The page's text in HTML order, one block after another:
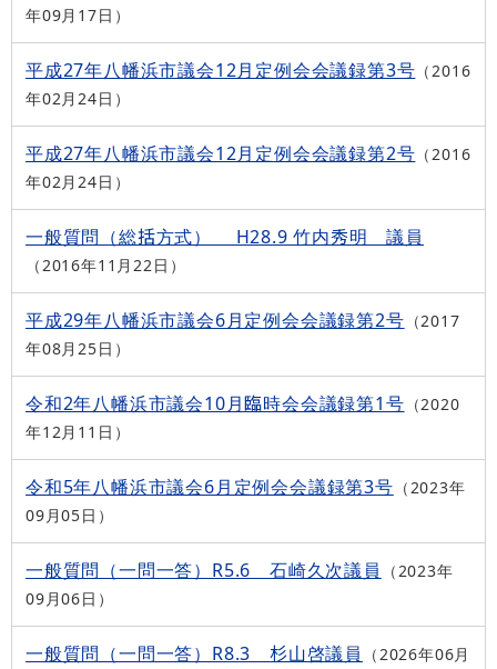
年09月17日
平成27年八幡浜市議会12月定例会会議録第3号
2016
年02月24日
平成27年八幡浜市議会12月定例会会議録第2号
2016
年02月24日
一般質問（総括方式） H28.9 竹内秀明 議員
2016年11月22日
平成29年八幡浜市議会6月定例会会議録第2号
2017
年08月25日
令和2年八幡浜市議会10月臨時会会議録第1号
2020
年12月11日
令和5年八幡浜市議会6月定例会会議録第3号
2023年
09月05日
一般質問（一問一答）R5.6 石崎久次議員
2023年
09月06日
一般質問（一問一答）R8.3 杉山啓議員
2026年06月